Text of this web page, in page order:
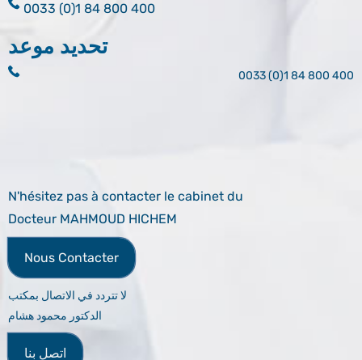
0033 (0)1 84 800 400
تحديد موعد
0033 (0)1 84 800 400
N'hésitez pas à contacter le cabinet du
Docteur MAHMOUD HICHEM
Nous Contacter
لا تتردد في الاتصال بمكتب
الدكتور محمود هشام
اتصل بنا